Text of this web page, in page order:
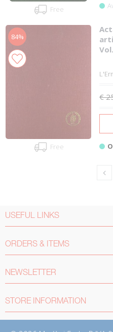
Free
84%
Free
€
USEFUL LINKS
ORDERS & ITEMS
NEWSLETTER
STORE INFORMATION